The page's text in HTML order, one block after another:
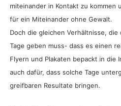
miteinander in Kontakt zu kommen
für ein Miteinander ohne Gewalt.
Doch die gleichen Verhältnisse,
Tage geben muss- dass es einen
Flyern und Plakaten bepackt in die
auch dafür, dass solche Tage
greifbaren Resultate bringen.